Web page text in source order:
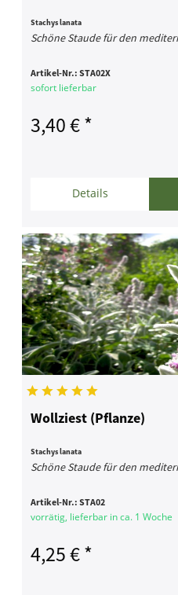
Stachys lanata
Schöne Staude für den
Artikel-Nr.:STA02X
sofort lieferbar
3,40 € *
Details
Wollziest (Pflanze)
Stachys lanata
Schöne Staude für den
Artikel-Nr.:STA02
vorrätig, lieferbar in ca. 1 Woche
4,25 € *